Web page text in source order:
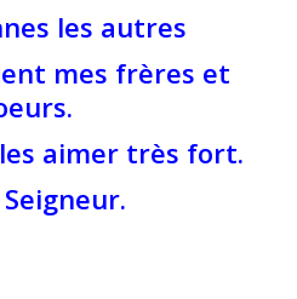
les autres
mes frères et
aimer très fort.